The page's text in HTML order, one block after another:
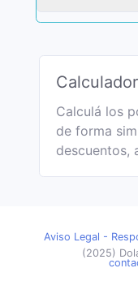
Calculá los
de forma
descuentos,
Aviso Legal -
(2025)